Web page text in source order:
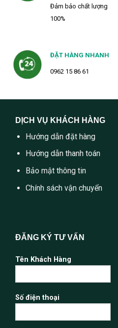
Đảm bảo chất lượng
100%
ĐẶT HÀNG NHANH
0962 15 86 61
DỊCH VỤ KHÁCH HÀNG
Hướng dẫn đặt hàng
Hướng dẫn thanh toán
Bảo mật thông tin
Chính sách vận chuyển
ĐĂNG KÝ TƯ VẤN
Tên Khách Hàng
Số điện thoại